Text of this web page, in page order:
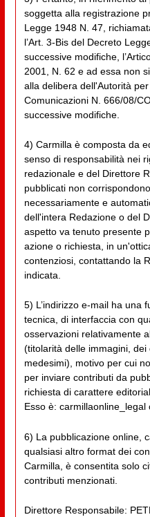
soggetta alla registrazione
Legge 1948 N. 47,
l’Art. 3-Bis del Decreto
successive modifiche,
2001, N. 62 e ad essa non
alla delibera dell'Autorità
Comunicazioni N. 666/08/
successive modifiche.
4) Carmilla è composta da
senso di responsabilità nei
redazionale e del Direttore
pubblicati non corrispondono
necessariamente e
dell'intera Redazione o del
aspetto va tenuto presente
azione o richiesta, in
contenziosi, contattando la
indicata.
5) L’indirizzo e-mail ha una
tecnica, di interfaccia con
osservazioni relativamente
(titolarità delle immagini,
medesimi), motivo per cui
per inviare contributi da
richiesta di carattere
Esso è: carmillaonline_legal
6) La pubblicazione online,
qualsiasi altro format dei
Carmilla, è consentita solo
contributi menzionati.
Direttore Responsabile: